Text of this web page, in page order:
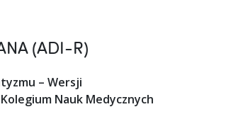
(ADI-R)
– Wersji
Nauk Medycznych